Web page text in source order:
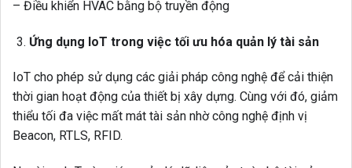
– Điều khiển HVAC bằng bộ truyền động
Ứng dụng IoT trong việc tối ưu hóa quản lý tài sản
IoT cho phép sử dụng các giải pháp công nghệ để cải thiện
thời gian hoạt động của thiết bị xây dựng. Cùng với đó, giảm
thiểu tối đa việc mất mát tài sản nhờ công nghệ định vị
Beacon, RTLS, RFID.